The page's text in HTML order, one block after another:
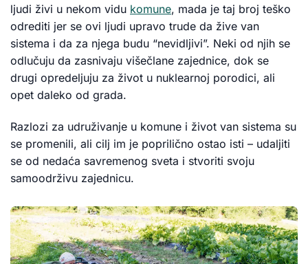
ljudi živi u nekom vidu komune, mada je taj broj teško
odrediti jer se ovi ljudi upravo trude da žive van
sistema i da za njega budu “nevidljivi”. Neki od njih se
odlučuju da zasnivaju višečlane zajednice, dok se
drugi opredeljuju za život u nuklearnoj porodici, ali
opet daleko od grada.
Razlozi za udruživanje u komune i život van sistema su
se promenili, ali cilj im je poprilično ostao isti – udaljiti
se od nedaća savremenog sveta i stvoriti svoju
samoodrživu zajednicu.